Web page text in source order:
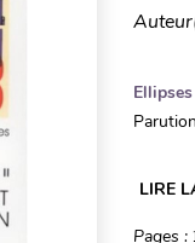
Ellipses
LIRE
Pages :